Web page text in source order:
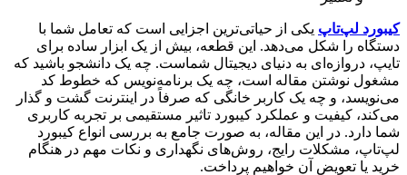
کیبورد لپ‌تاپ یکی از حیاتی‌ترین اجزایی است که تعامل شما با
دستگاه را شکل می‌دهد. این قطعه، بیش از یک ابزار ساده برای
تایپ، دروازه‌ای به دنیای دیجیتال شماست. چه یک دانشجو باشید که
مشغول نوشتن مقاله است، چه یک برنامه‌نویس که خطوط کد
می‌نویسد، و چه یک کاربر خانگی که صرفاً در اینترنت گشت و گذار
می‌کند، کیفیت و عملکرد کیبورد تاثیر مستقیمی بر تجربه کاربری
شما دارد. در این مقاله، به صورت جامع به بررسی انواع کیبورد
لپ‌تاپ، مشکلات رایج، روش‌های نگهداری و نکات مهم در هنگام
خرید یا تعویض آن خواهیم پرداخت.